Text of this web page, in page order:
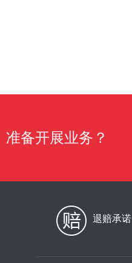
准备开展业务？
退赔承诺